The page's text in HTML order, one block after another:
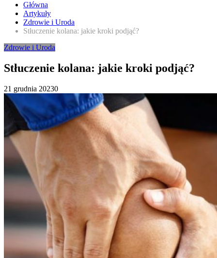
Główna
Artykuły
Zdrowie i Uroda
Stłuczenie kolana: jakie kroki podjąć?
Zdrowie i Uroda
Stłuczenie kolana: jakie kroki podjąć?
21 grudnia 20230